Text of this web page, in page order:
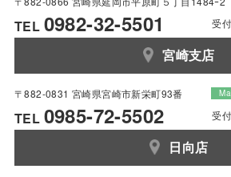
TEL 0982-32-5501 受
宮崎支店
〒882-0831 宮崎県宮崎市新栄町93番
TEL 0985-72-5502 受
日向店